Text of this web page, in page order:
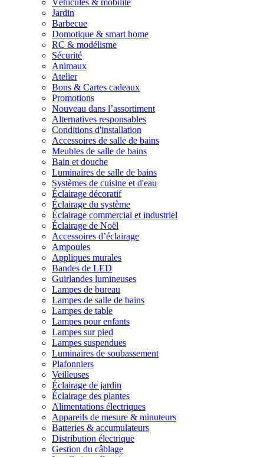
Véhicules & mobilité
Jardin
Barbecue
Domotique & smart home
RC & modélisme
Sécurité
Animaux
Atelier
Bons & Cartes cadeaux
Promotions
Nouveau dans l’assortiment
Alternatives responsables
Conditions d'installation
Accessoires de salle de bains
Meubles de salle de bains
Bain et douche
Luminaires de salle de bains
Systèmes de cuisine et d'eau
Éclairage décoratif
Éclairage du système
Éclairage commercial et industriel
Éclairage de Noël
Accessoires d’éclairage
Ampoules
Appliques murales
Bandes de LED
Guirlandes lumineuses
Lampes de bureau
Lampes de salle de bains
Lampes de table
Lampes pour enfants
Lampes sur pied
Lampes suspendues
Luminaires de soubassement
Plafonniers
Veilleuses
Éclairage de jardin
Éclairage des plantes
Alimentations électriques
Appareils de mesure & minuteurs
Batteries & accumulateurs
Distribution électrique
Gestion du câblage